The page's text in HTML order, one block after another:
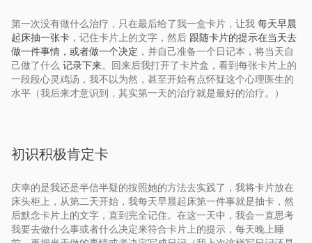
第一次没有做什么治疗，只在最后给了我一盒卡片，让我 每天早晨
起床抽一张卡 ，记住卡片上的文字，然后 跟随卡片的提示在当天去
做一件事情，或者做一个决定 ，并自己准备一个日记本，将当天自
己做了什么 记录下来。回来后我打开了卡片盒，看到每张卡片上的
一段段心灵鸡汤，我不以为然，甚至开始有点怀疑这个心理医生的
水平（我后来才意识到，其实第一天的治疗就是最好的治疗。）
初识积极肯定卡
庆幸的是我还是半信半疑的按照她的方法去实践了，我将卡片放在
床头柜上，从第二天开始，我每天早晨起床第一件事就是抽卡，然
后默念卡片上的文字，直到完全记住。在这一天中，我会一直思考
我要去做什么事或者什么决定来符合卡片上的提示，每天晚上睡